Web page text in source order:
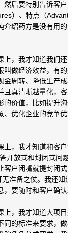
然后要特别告诉客
）、特点（
介绍药方是没有用
，我才知道我们还
叫做经济效益，有
金周转、降低生产
且真清晰越量化，
的价值，比如提升
、优化企业的竞争
，我才知道和客户
开放式和封闭式问
客户闭嘴就提封闭
无准备之仗。我还
，要随时和客户确
，我才知道大项目
同的标准来要求，